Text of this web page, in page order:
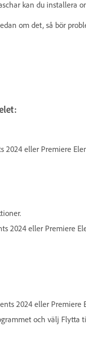
kan du installera
om det, så bör
2024 eller Premiere
2024 eller Premiere
2024 eller Premiere
och välj Flytta